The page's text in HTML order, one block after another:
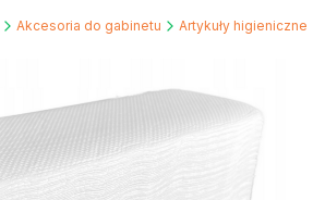
Akcesoria do gabinetu Artykuły higieniczne